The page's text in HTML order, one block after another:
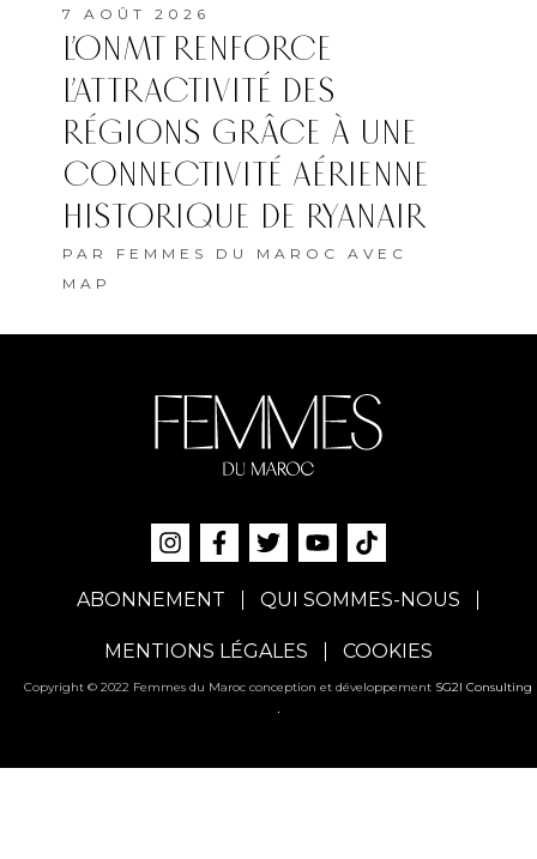
7 AOÛT 2026
L’ONMT RENFORCE
L’ATTRACTIVITÉ DES
RÉGIONS GRÂCE À UNE
CONNECTIVITÉ AÉRIENNE
HISTORIQUE DE RYANAIR
PAR FEMMES DU MAROC AVEC
MAP
ABONNEMENT QUI SOMMES-NOUS
MENTIONS LÉGALES COOKIES
Copyright © 2022 Femmes du Maroc conception et développement SG2I Consulting